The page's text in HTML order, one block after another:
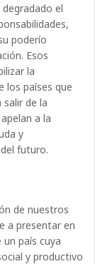
el
poderío
Esos
la
los países que
de la
a la
y
futuro.
de nuestros
a presentar en
país cuya
y productivo